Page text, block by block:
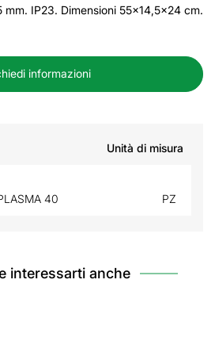
mm. IP23. Dimensioni 55x14,5x24 cm.
informazioni
Unità di misura
40
PZ
interessarti anche